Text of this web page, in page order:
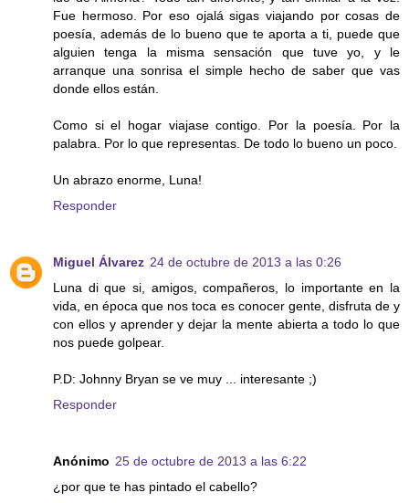
Fue hermoso. Por eso ojalá sigas viajando por cosas de
poesía, además de lo bueno que te aporta a ti, puede que
alguien tenga la misma sensación que tuve yo, y le
arranque una sonrisa el simple hecho de saber que vas
donde ellos están.
Como si el hogar viajase contigo. Por la poesía. Por la
palabra. Por lo que representas. De todo lo bueno un poco.
Un abrazo enorme, Luna!
Responder
Miguel Álvarez 24 de octubre de 2013 a las 0:26
Luna di que si, amigos, compañeros, lo importante en la
vida, en época que nos toca es conocer gente, disfruta de y
con ellos y aprender y dejar la mente abierta a todo lo que
nos puede golpear.
P.D: Johnny Bryan se ve muy ... interesante ;)
Responder
Anónimo 25 de octubre de 2013 a las 6:22
¿por que te has pintado el cabello?